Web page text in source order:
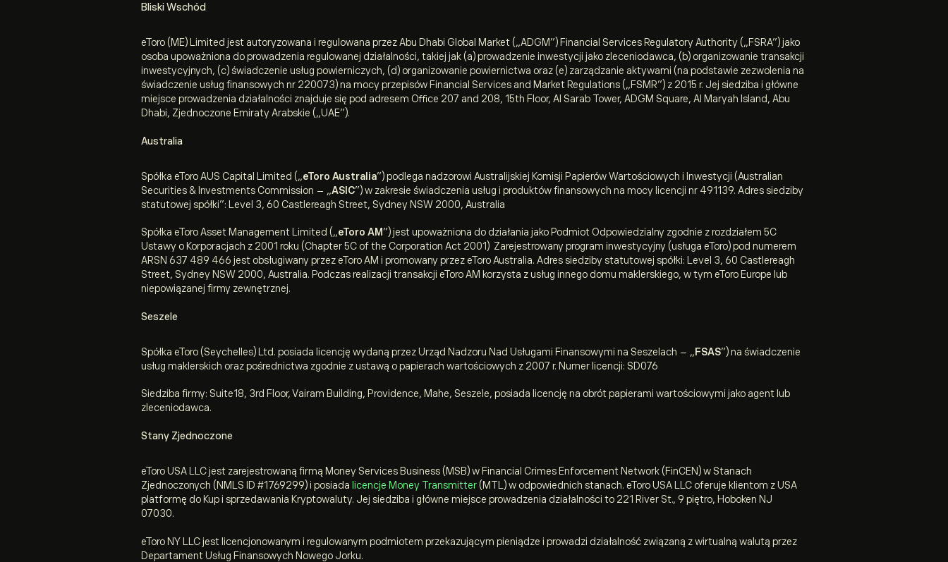
Bliski Wschód
eToro (ME) Limited jest autoryzowana i regulowana przez Abu Dhabi Global Market („ADGM”) Financial Services Regulatory Authority („FSRA”) jako
osoba upoważniona do prowadzenia regulowanej działalności, takiej jak (a) prowadzenie inwestycji jako zleceniodawca, (b) organizowanie transakcji
inwestycyjnych, (c) świadczenie usług powierniczych, (d) organizowanie powiernictwa oraz (e) zarządzanie aktywami (na podstawie zezwolenia na
świadczenie usług finansowych nr 220073) na mocy przepisów Financial Services and Market Regulations („FSMR”) z 2015 r. Jej siedziba i główne
miejsce prowadzenia działalności znajduje się pod adresem Office 207 and 208, 15th Floor, Al Sarab Tower, ADGM Square, Al Maryah Island, Abu
Dhabi, Zjednoczone Emiraty Arabskie („UAE”).
Australia
Spółka eToro AUS Capital Limited („eToro Australia”) podlega nadzorowi Australijskiej Komisji Papierów Wartościowych i Inwestycji (Australian
Securities & Investments Commission – „ASIC”) w zakresie świadczenia usług i produktów finansowych na mocy licencji nr 491139. Adres siedziby
statutowej spółki”: Level 3, 60 Castlereagh Street, Sydney NSW 2000, Australia
Spółka eToro Asset Management Limited („eToro AM”) jest upoważniona do działania jako Podmiot Odpowiedzialny zgodnie z rozdziałem 5C
Ustawy o Korporacjach z 2001 roku (Chapter 5C of the Corporation Act 2001) Zarejestrowany program inwestycyjny (usługa eToro) pod numerem
ARSN 637 489 466 jest obsługiwany przez eToro AM i promowany przez eToro Australia. Adres siedziby statutowej spółki: Level 3, 60 Castlereagh
Street, Sydney NSW 2000, Australia. Podczas realizacji transakcji eToro AM korzysta z usług innego domu maklerskiego, w tym eToro Europe lub
niepowiązanej firmy zewnętrznej.
Seszele
Spółka eToro (Seychelles) Ltd. posiada licencję wydaną przez Urząd Nadzoru Nad Usługami Finansowymi na Seszelach – „FSAS”) na świadczenie
usług maklerskich oraz pośrednictwa zgodnie z ustawą o papierach wartościowych z 2007 r. Numer licencji: SD076
Siedziba firmy: Suite18, 3rd Floor, Vairam Building, Providence, Mahe, Seszele, posiada licencję na obrót papierami wartościowymi jako agent lub
zleceniodawca.
Stany Zjednoczone
eToro USA LLC jest zarejestrowaną firmą Money Services Business (MSB) w Financial Crimes Enforcement Network (FinCEN) w Stanach
Zjednoczonych (NMLS ID #1769299) i posiada licencje Money Transmitter (MTL) w odpowiednich stanach. eToro USA LLC oferuje klientom z USA
platformę do Kup i sprzedawania Kryptowaluty. Jej siedziba i główne miejsce prowadzenia działalności to 221 River St., 9 piętro, Hoboken NJ
07030.
eToro NY LLC jest licencjonowanym i regulowanym podmiotem przekazującym pieniądze i prowadzi działalność związaną z wirtualną walutą przez
Departament Usług Finansowych Nowego Jorku.